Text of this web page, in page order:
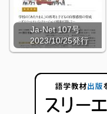
Ja-Net 107号
2023/10/25発行